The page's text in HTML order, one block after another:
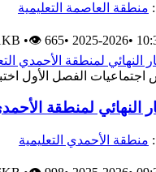
منطقة العاصمة التعليمية
•
2025-2026
•
•👁 665
اجتماعيات الفصل الأول
النهائي لمنطقة
منطقة الأحمدي التعليمية